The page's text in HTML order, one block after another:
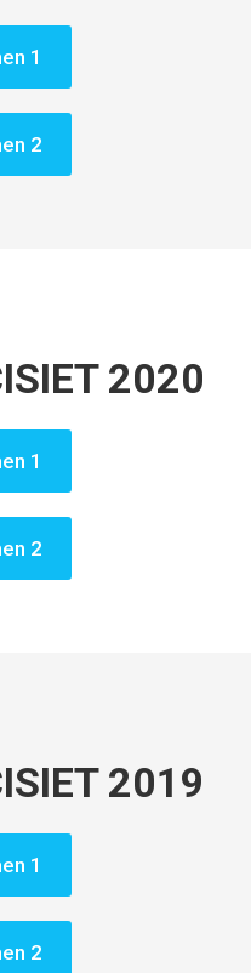
1
2
2020
1
2
2019
1
2